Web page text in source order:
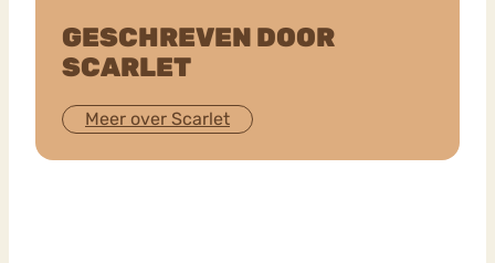
GESCHREVEN DOOR
SCARLET
Meer over Scarlet